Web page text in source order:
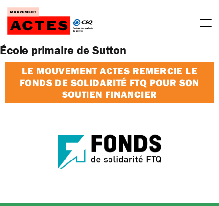
Passer
contenu
École primaire de Sutton
LE MOUVEMENT ACTES REMERCIE LE
FONDS DE SOLIDARITÉ FTQ POUR SON
SOUTIEN FINANCIER